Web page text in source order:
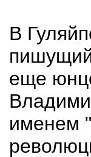
В
еще
именем